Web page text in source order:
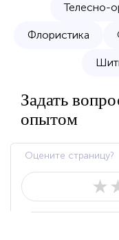
Телесно-
Флористика
Задать
опытом
Оцените страницу?
★